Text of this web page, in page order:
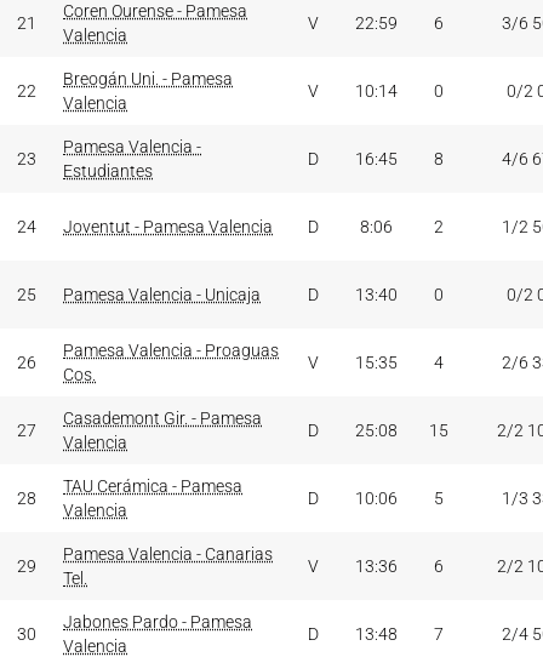
21
Coren Ourense - Pamesa
Valencia
V 22:59 6 3/6
22
Breogán Uni. - Pamesa
Valencia
V 10:14 0 0/2
23
Pamesa Valencia -
Estudiantes
D 16:45 8 4/6
24 Joventut - Pamesa Valencia D 8:06 2 1/2
25 Pamesa Valencia - Unicaja D 13:40 0 0/2
26
Pamesa Valencia - Proaguas
Cos.
V 15:35 4 2/6
27
Casademont Gir. - Pamesa
Valencia
D 25:08 15 2/2
28
TAU Cerámica - Pamesa
Valencia
D 10:06 5 1/3
29
Pamesa Valencia - Canarias
Tel.
V 13:36 6 2/2
30
Jabones Pardo - Pamesa
Valencia
D 13:48 7 2/4